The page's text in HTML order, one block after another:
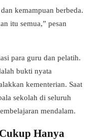
kemampuan berbeda.
itu semua,” pesan
para guru dan pelatih.
bukti nyata
kementerian. Saat
sekolah di seluruh
mendalam.
Hanya